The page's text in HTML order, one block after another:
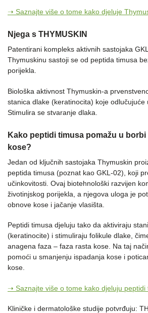
➝ Saznajte više o tome kako djeluje
Njega s THYMUSKIN
Patentirani kompleks aktivnih sastojaka
Thymuskinu sastoji se od peptida timusa
porijekla.
Biološka aktivnost Thymuskin-a
stanica dlake (keratinocita) koje odlučujuće
Stimulira se stvaranje dlaka.
Kako peptidi timusa pomažu u
kose?
Jedan od ključnih sastojaka Thymuskin
peptida timusa (poznat kao GKL‑02), koji
učinkovitosti. Ovaj biotehnološki razvijen
životinjskog porijekla, a njegova uloga je
obnove kose i jačanje vlasišta.
Peptidi timusa djeluju tako da aktiviraju
(keratinocite) i stimuliraju folikule dlake,
anagena faza – faza rasta kose. Na taj
pomoći u smanjenju ispadanja kose i
kose.
➝ Saznajte više o tome kako djeluju peptidi
Kliničke i dermatološke studije potvrđuju: